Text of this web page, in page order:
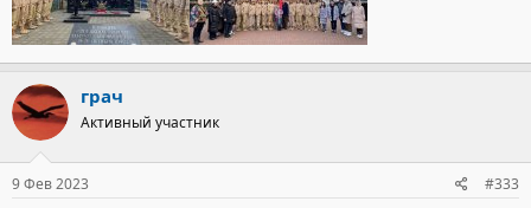
грач
Активный участник
9 Фев 2023 #333